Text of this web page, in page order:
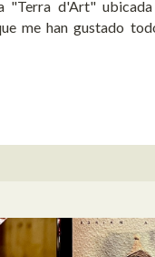
"Terra d'Art"
me han gustado